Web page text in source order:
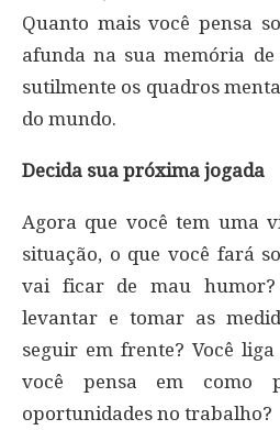
Quanto mais você pensa
afunda na sua memória
sutilmente os quadros
do mundo.
Decida sua próxima jogada
Agora que você tem uma
situação, o que você fará
vai ficar de mau humor?
levantar e tomar as
seguir em frente? Você
você pensa em como
oportunidades no trabalho?